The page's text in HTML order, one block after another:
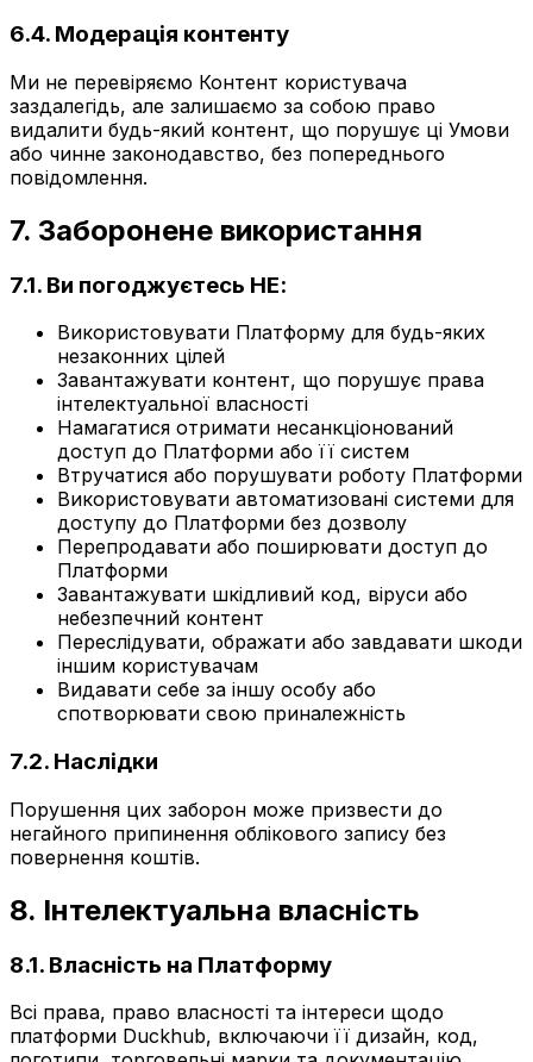
6.4. Модерація контенту
Ми не перевіряємо Контент користувача
заздалегідь, але залишаємо за собою право
видалити будь-який контент, що порушує ці Умови
або чинне законодавство, без попереднього
повідомлення.
7. Заборонене використання
7.1. Ви погоджуєтесь НЕ:
Використовувати Платформу для будь-яких
незаконних цілей
Завантажувати контент, що порушує права
інтелектуальної власності
Намагатися отримати несанкціонований
доступ до Платформи або її систем
Втручатися або порушувати роботу Платформи
Використовувати автоматизовані системи для
доступу до Платформи без дозволу
Перепродавати або поширювати доступ до
Платформи
Завантажувати шкідливий код, віруси або
небезпечний контент
Переслідувати, ображати або завдавати шкоди
іншим користувачам
Видавати себе за іншу особу або
спотворювати свою приналежність
7.2. Наслідки
Порушення цих заборон може призвести до
негайного припинення облікового запису без
повернення коштів.
8. Інтелектуальна власність
8.1. Власність на Платформу
Всі права, право власності та інтереси щодо
платформи Duckhub, включаючи її дизайн, код,